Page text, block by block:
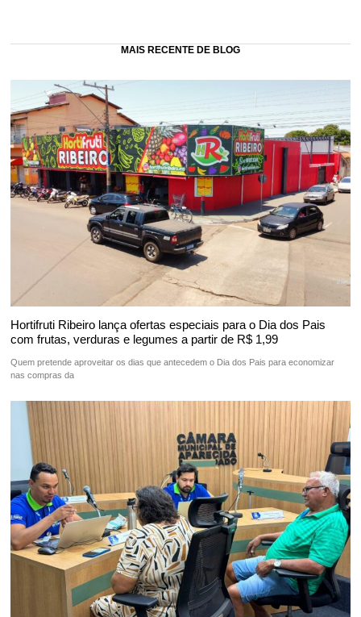
MAIS RECENTE DE BLOG
Hortifruti Ribeiro lança ofertas especiais para o Dia dos Pais
com frutas, verduras e legumes a partir de R$ 1,99
Quem pretende aproveitar os dias que antecedem o Dia dos Pais para economizar
nas compras da